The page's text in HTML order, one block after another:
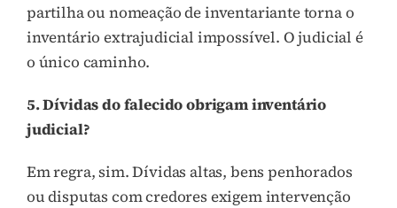
partilha ou nomeação de inventariante torna o
inventário extrajudicial impossível. O judicial é
o único caminho.
5. Dívidas do falecido obrigam inventário
judicial?
Em regra, sim. Dívidas altas, bens penhorados
ou disputas com credores exigem intervenção